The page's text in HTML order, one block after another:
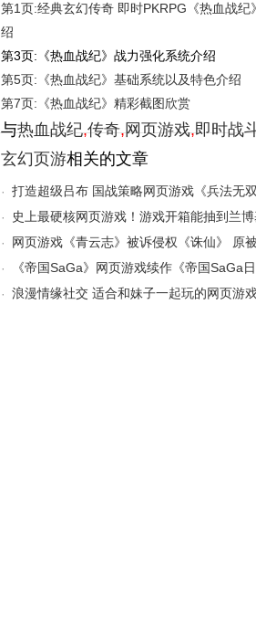
第1页:经典玄幻传奇 即时PKRPG《热血战纪
绍
第3页:《热血战纪》战力强化系统介绍
第5页:《热血战纪》基础系统以及特色介绍
第7页:《热血战纪》精彩截图欣赏
与热血战纪,传奇,网页游戏,即时战
玄幻页游相关的文章
· 打造超级吕布 国战策略网页游戏《兵法无双
·
史上最硬核网页游戏！游戏开箱能抽到兰博
·
网页游戏《青云志》被诉侵权《诛仙》 原
一审均上诉
·
《帝国SaGa》网页游戏续作《帝国SaGa
预注册
· 浪漫情缘社交 适合和妹子一起玩的网页游